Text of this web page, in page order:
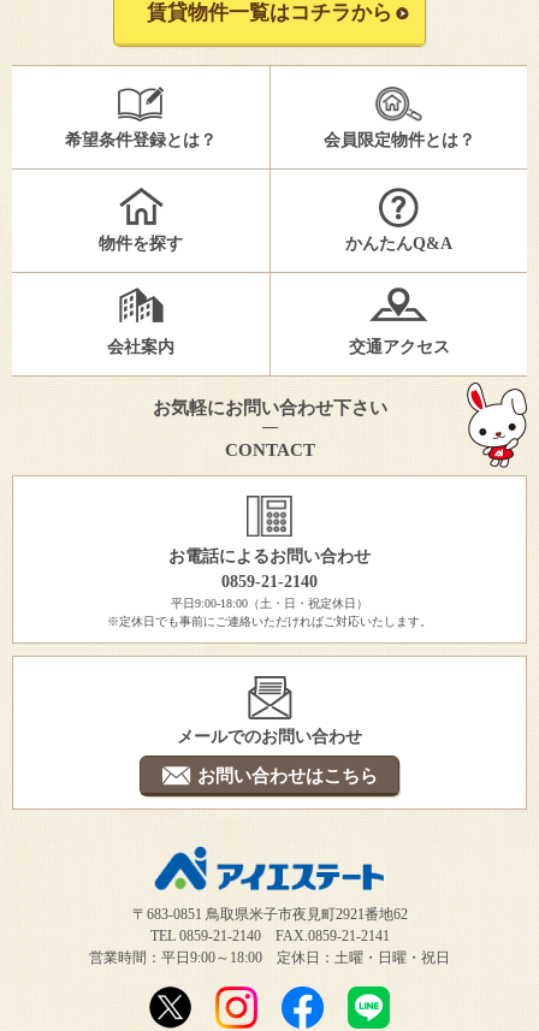
賃貸物件一覧はコチラから
希望条件登録とは？ 会員限定物件とは？
物件を探す かんたんQ&A
会社案内 交通アクセス
お気軽にお問い合わせ下さい
CONTACT
お電話によるお問い合わせ
0859-21-2140
平日9:00-18:00（土・日・祝定休日）
※定休日でも事前にご連絡いただければご対応いたします。
メールでのお問い合わせ
お問い合わせはこちら
〒683-0851 鳥取県米子市夜見町2921番地62
TEL 0859-21-2140 FAX.0859-21-2141
営業時間：平日9:00～18:00 定休日：土曜・日曜・祝日